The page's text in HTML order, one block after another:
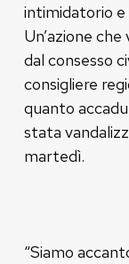
intimidatorio e
Un’azione
dal consesso
consigliere
quanto
stata
martedì.
“Siamo